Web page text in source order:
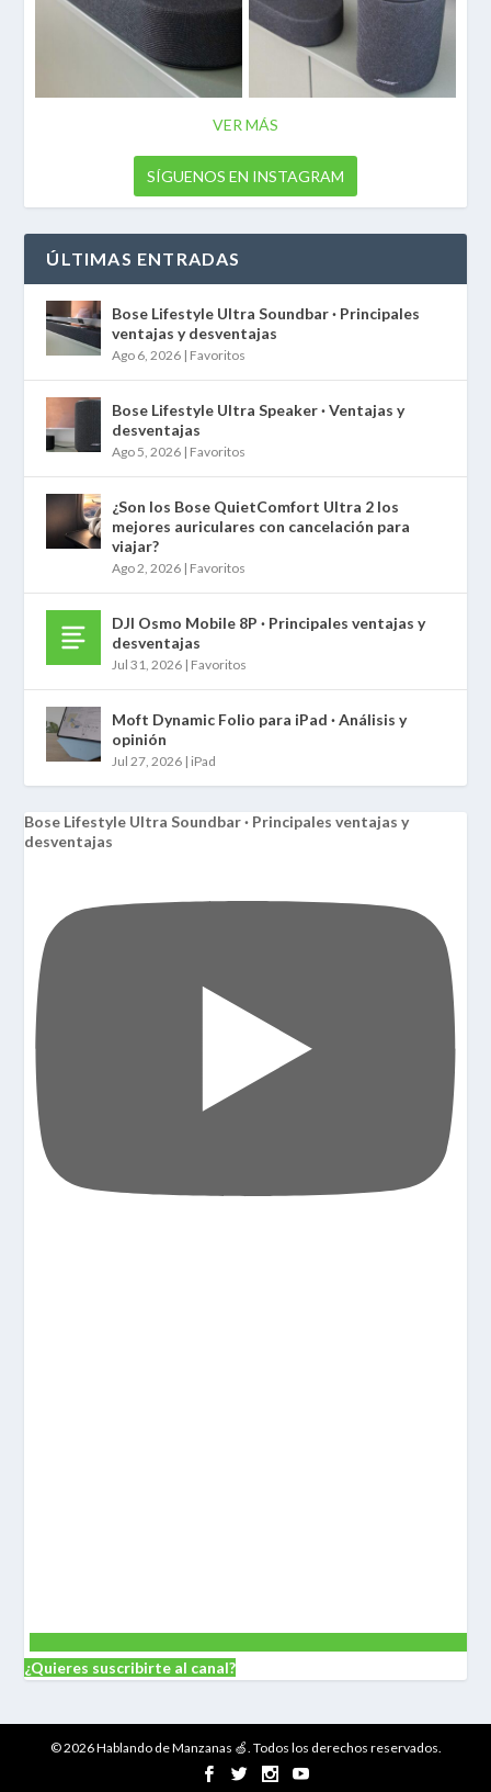
VER MÁS
SÍGUENOS EN INSTAGRAM
ÚLTIMAS ENTRADAS
Bose Lifestyle Ultra Soundbar · Principales
ventajas y desventajas
Ago 6, 2026 | Favoritos
Bose Lifestyle Ultra Speaker · Ventajas y
desventajas
Ago 5, 2026 | Favoritos
¿Son los Bose QuietComfort Ultra 2 los
mejores auriculares con cancelación para
viajar?
Ago 2, 2026 | Favoritos
DJI Osmo Mobile 8P · Principales ventajas y
desventajas
Jul 31, 2026 | Favoritos
Moft Dynamic Folio para iPad · Análisis y
opinión
Jul 27, 2026 | iPad
Bose Lifestyle Ultra Soundbar · Principales ventajas y
desventajas
¿Quieres suscribirte al canal?
© 2026 Hablando de Manzanas 🍏. Todos los derechos reservados.